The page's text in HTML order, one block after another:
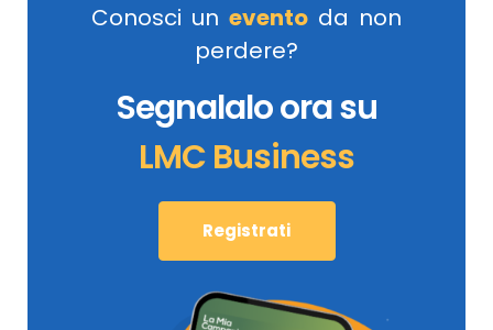
Conosci un evento da non
perdere?
Segnalalo ora su
LMC Business
Registrati